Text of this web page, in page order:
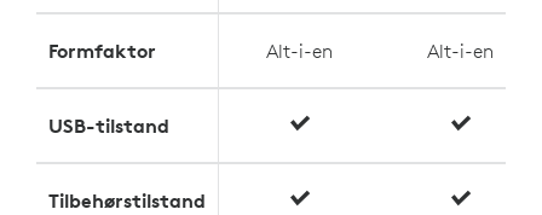
Formfaktor Alt-i-en Alt-i-en
USB-tilstand
Tilbehørstilstand